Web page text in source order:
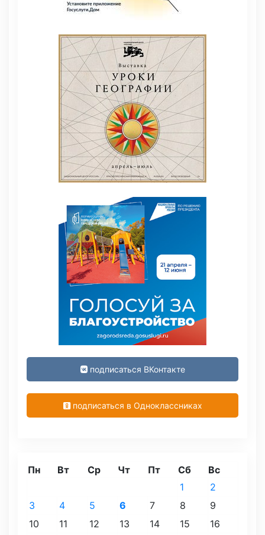
подписаться ВКонтакте
подписаться в Одноклассниках
Пн Вт Ср Чт Пт Сб Вс
1
2
3
4 5 6 7 8
9
10
11 12 13 14 15
16